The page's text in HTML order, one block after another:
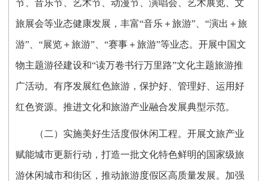
节、音乐节、艺术节、动漫节、演唱会、艺术展览、文
旅展会等业态健康发展，丰富“音乐＋旅游”、“演出＋旅
游”、“展览＋旅游”、“赛事＋旅游”等业态。开展中国文
物主题游径建设和“读万卷书行万里路”文化主题旅游推
广活动。有序发展红色旅游，保护好、管理好、运用好
红色资源。推进文化和旅游产业融合发展典型示范。
（二）实施美好生活度假休闲工程。开展文旅产业
赋能城市更新行动，打造一批文化特色鲜明的国家级旅
游休闲城市和街区，推动旅游度假区高质量发展。加强